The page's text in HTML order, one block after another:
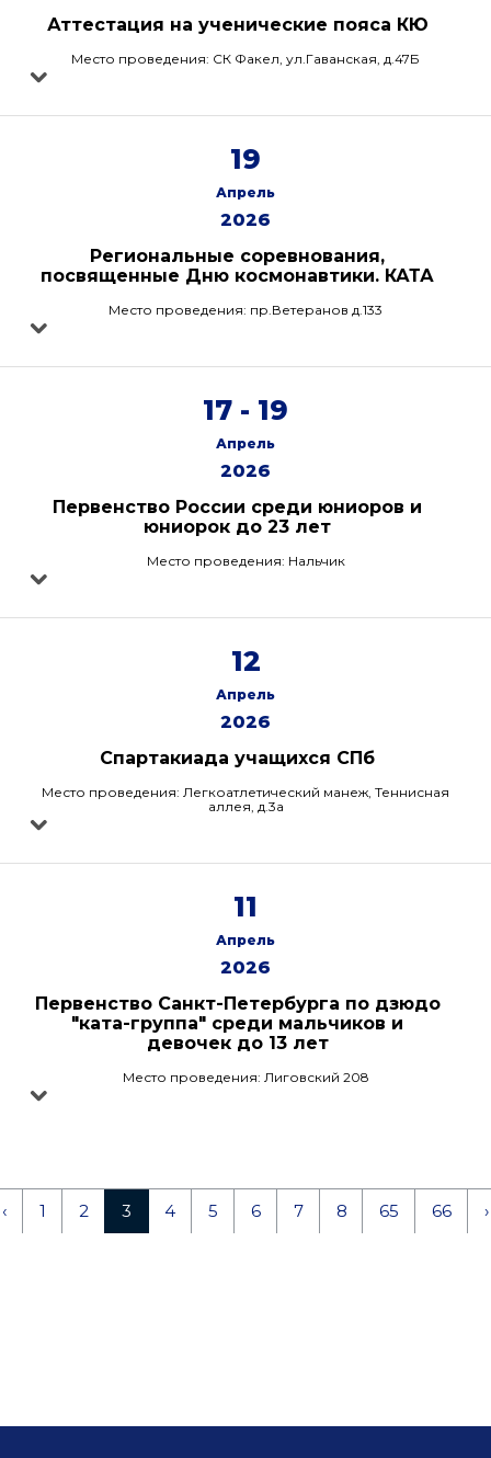
Аттестация на ученические пояса КЮ
Место проведения: СК Факел, ул.Гаванская, д.47Б
19
Апрель
2026
Региональные соревнования,
посвященные Дню космонавтики. КАТА
Место проведения: пр.Ветеранов д.133
17 - 19
Апрель
2026
Первенство России среди юниоров и
юниорок до 23 лет
Место проведения: Нальчик
12
Апрель
2026
Спартакиада учащихся СПб
Место проведения: Легкоатлетический манеж, Теннисная
аллея, д.3а
11
Апрель
2026
Первенство Санкт-Петербурга по дзюдо
"ката-группа" среди мальчиков и
девочек до 13 лет
Место проведения: Лиговский 208
‹ 1 2 3 4 5 6 7 8 65 66 ›